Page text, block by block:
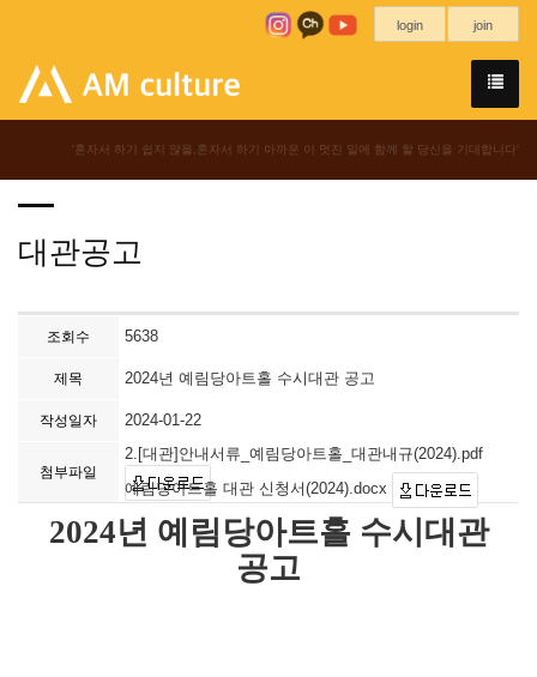
login join
'혼자서 하기 쉽지 않을,혼자서 하기 아까운 이 멋진 일에 함께 할 당신을 기대합니다'
대관공고
조회수 5638
제목 2024년 예림당아트홀 수시대관 공고
작성일자 2024-01-22
첨부파일
2.[대관]안내서류_예림당아트홀_대관내규(2024).pdf
예림당아트홀 대관 신청서(2024).docx
2024년 예림당아트홀 수시대관
공고